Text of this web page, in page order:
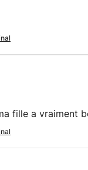
fille a vraiment